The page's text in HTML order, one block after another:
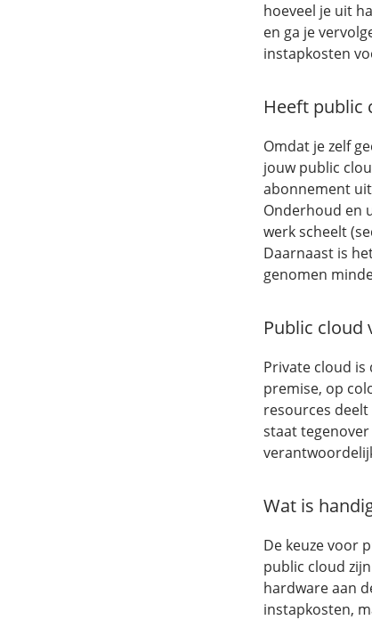
hoeveel je uit
en ga je
instapkosten
Heeft public
Omdat je zelf
jouw public
abonnement
Onderhoud en
werk scheelt
Daarnaast is
genomen
Public cloud
Private cloud
premise, op
resources
staat
Wat is
De keuze voor
public cloud
hardware aan
instapkosten,